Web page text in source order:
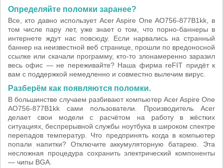
Определяйте поломки заранее?
Все, кто давно использует Acer Aspire One AO756-877B1kk, в
том числе пару лет, уже знает о том, что порно-баннеры в
интернете ждут нас повсюду. Если нарвались на странный
баннер на неизвестной веб странице, прошли по вредоносной
ссылке или скачали программу, кто-то злонамеренно заразил
весь офис — не переживайте? Наша фирма reFIT придёт к
вам с поддержкой немедленно и совместно вылечим вирус.
Разберём как появляются поломки.
В большинстве случаем разбивают компьютер Acer Aspire One
AO756-877B1kk сами пользователи. Производитель Acer
делает свои модели с расчётом на работу в жёстких
ситуациях, беспрерывной службы ноутбука в широком спектре
перепадов температур. Что предпринять когда в компьютер
попали напитки? Отключите аккумуляторную батарею. Эта
несложная процедура сохранить электрический компоненты
— чипы BGA.